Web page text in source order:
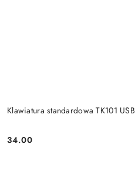
Klawiatura standardowa TK101 USB
Price:
34.00